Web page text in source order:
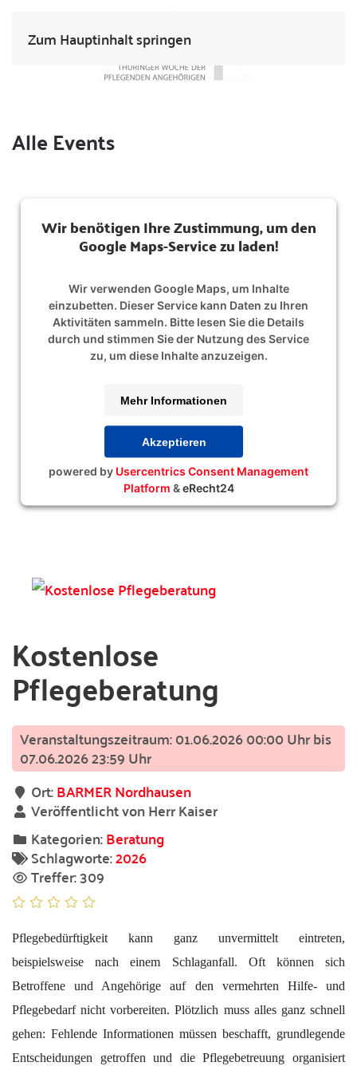
Zum Hauptinhalt springen
Alle Events
Wir benötigen Ihre Zustimmung, um den
Google Maps-Service zu laden!
Wir verwenden Google Maps, um Inhalte
einzubetten. Dieser Service kann Daten zu Ihren
Aktivitäten sammeln. Bitte lesen Sie die Details
durch und stimmen Sie der Nutzung des Service
zu, um diese Inhalte anzuzeigen.
Mehr Informationen
Akzeptieren
powered by Usercentrics Consent Management
Platform &eRecht24
Kostenlose
Pflegeberatung
01.06.2026 00:00 Uhr bis
07.06.2026 23:59 Uhr
Ort:BARMER Nordhausen
Veröffentlicht von Herr Kaiser
Kategorien:Beratung
Schlagworte:2026
Treffer: 309
Pflegebedürftigkeit kann ganz unvermittelt eintreten,
beispielsweise nach einem Schlaganfall. Oft können sich
Betroffene und Angehörige auf den vermehrten Hilfe- und
Pflegebedarf nicht vorbereiten. Plötzlich muss alles ganz schnell
gehen: Fehlende Informationen müssen beschafft, grundlegende
Entscheidungen getroffen und die Pflegebetreuung organisiert